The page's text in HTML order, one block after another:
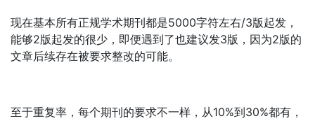
现在基本所有正规学术期刊都是5000字符左右/3版起发，
能够2版起发的很少，即便遇到了也建议发3版，因为2版的
文章后续存在被要求整改的可能。
至于重复率，每个期刊的要求不一样，从10%到30%都有，